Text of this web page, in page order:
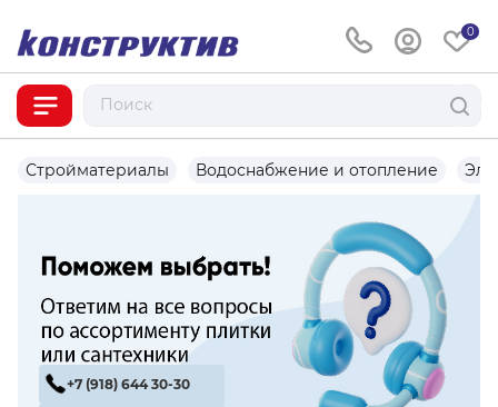
0
Стройматериалы Водоснабжение и отопление
+7 (918) 644 30-30